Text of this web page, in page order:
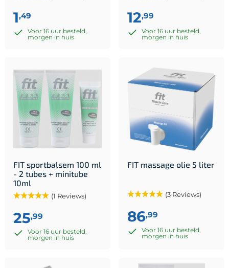
1,49
Voor 16 uur besteld,
morgen in huis
12,99
Voor 16 uur besteld,
morgen in huis
FIT sportbalsem 100 ml
- 2 tubes + minitube
10ml
(1 Reviews)
25,99
Voor 16 uur besteld,
morgen in huis
FIT massage olie 5 liter
(3 Reviews)
86,99
Voor 16 uur besteld,
morgen in huis